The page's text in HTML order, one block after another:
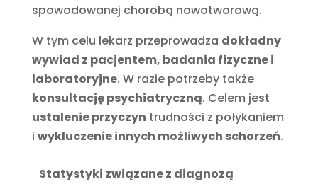
spowodowanej chorobą nowotworową.
W tym celu lekarz przeprowadza dokładny
wywiad z pacjentem, badania fizyczne i
laboratoryjne. W razie potrzeby także
konsultację psychiatryczną. Celem jest
ustalenie przyczyn trudności z połykaniem
i wykluczenie innych możliwych schorzeń.
Statystyki związane z diagnozą